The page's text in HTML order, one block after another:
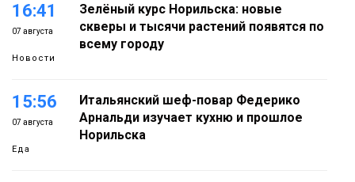
16:41
07 августа
Новости
Зелёный курс Норильска: новые
скверы и тысячи растений появятся по
всему городу
15:56
07 августа
Еда
Итальянский шеф-повар Федерико
Арнальди изучает кухню и прошлое
Норильска